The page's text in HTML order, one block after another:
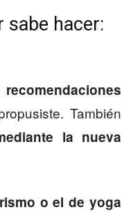
sabe hacer:
También
la nueva
o el de yoga